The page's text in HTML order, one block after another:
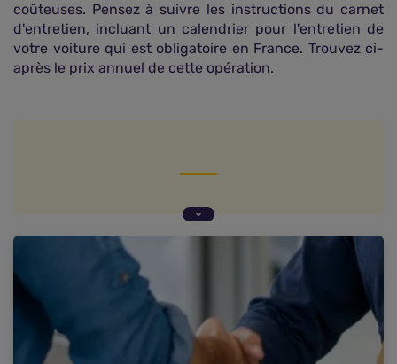
coûteuses. Pensez à suivre les instructions du carnet
d'entretien, incluant un calendrier pour l'entretien de
votre voiture qui est obligatoire en France. Trouvez ci-
après le prix annuel de cette opération.
pour un professionnel ?
Quelles sont les pièces les plus sollicitées en cas